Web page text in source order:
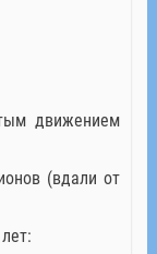
движением
(вдали от